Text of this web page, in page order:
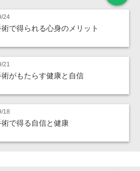
24
で得られる心身のメリット
21
がもたらす健康と自信
18
で得る自信と健康